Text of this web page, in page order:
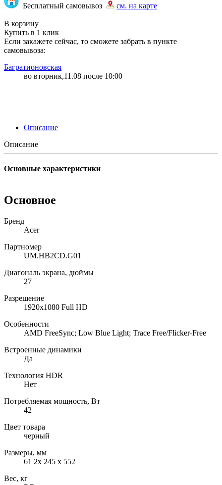
Бесплатный самовывоз
см. на карте
В корзину
Купить в 1 клик
Если закажете сейчас, то сможете забрать в пункте
самовывоза:
Багратионовская
во вторник,11.08 после 10:00
Описание
Описание
Основные характеристики
Основное
Бренд
Acer
Партномер
UM.HB2CD.G01
Диагональ экрана, дюймы
27
Разрешение
1920x1080 Full HD
Особенности
AMD FreeSync; Low Blue Light; Trace Free/Flicker-Free
Встроенные динамики
Да
Технология HDR
Нет
Потребляемая мощность, Вт
42
Цвет товара
черный
Размеры, мм
61 2x 245 x 552
Вес, кг